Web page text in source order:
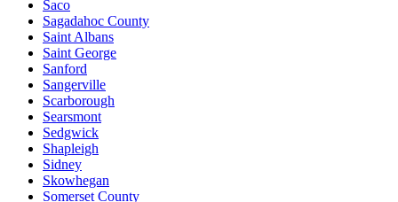
Saco
Sagadahoc County
Saint Albans
Saint George
Sanford
Sangerville
Scarborough
Searsmont
Sedgwick
Shapleigh
Sidney
Skowhegan
Somerset County